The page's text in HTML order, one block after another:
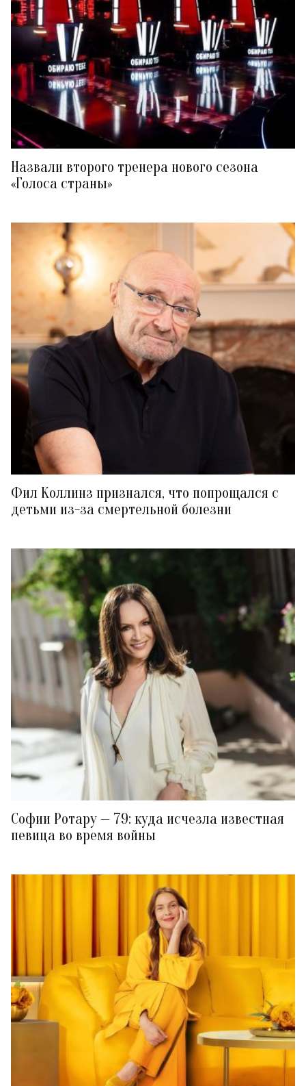
Назвали второго тренера нового сезона
«Голоса страны»
Фил Коллинз признался, что попрощался с
детьми из-за смертельной болезни
Софии Ротару — 79: куда исчезла известная
певица во время войны